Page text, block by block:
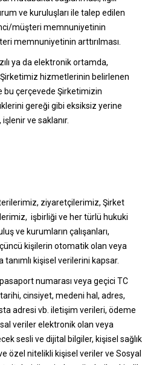
ve kuruluşları ile talep edilen
müşteri memnuniyetinin
memnuniyetinin arttırılması.
ya da elektronik ortamda,
hizmetlerinin belirlenen
bu çerçevede Şirketimizin
gereği gibi eksiksiz yerine
ve saklanır.
ziyaretçilerimiz, Şirket
işbirliği ve her türlü hukuki
ve kurumların çalışanları,
kişilerin otomatik olan veya
kişisel verilerini kapsar.
numarası veya geçici TC
cinsiyet, medeni hal, adres,
adresi vb. iletişim verileri, ödeme
veriler elektronik olan veya
sesli ve dijital bilgiler, kişisel sağlık
özel nitelikli kişisel veriler ve Sosyal